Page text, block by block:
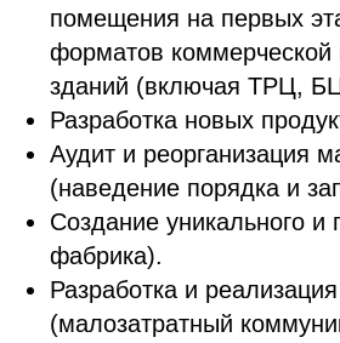
помещения на первых
форматов
зданий (включая ТРЦ,
Разработка новых
Аудит и реорганизация
(наведение порядка и
Создание уникального и
фабрика).
Разработка и
(малозатратный